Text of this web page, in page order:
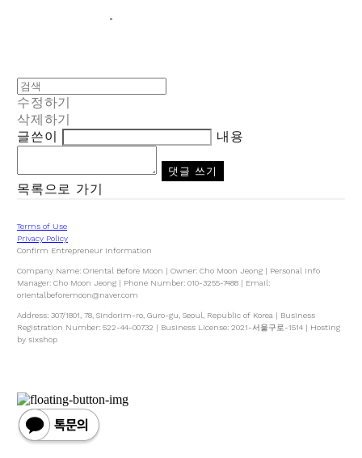
수정하기
삭제하기
글쓴이
내용
댓글 쓰기
목록으로 가기
Terms of Use
Privacy Policy
Confirm Entrepreneur Information
Company Name: Oriental Before Moon | Owner: Cho Moon Jeong | Personal Info
Manager: Cho Moon Jeong | Phone Number: 010-3255-7488 | Email:
orientalbeforemoon@naver.com
Address: 307/1801, 78, Sindorim-ro, Guro-gu, Seoul, Republic of Korea | Business
Registration Number: 522-44-00732 | Business License: 2021-서울구로-1514 | Hosting
by sixshop